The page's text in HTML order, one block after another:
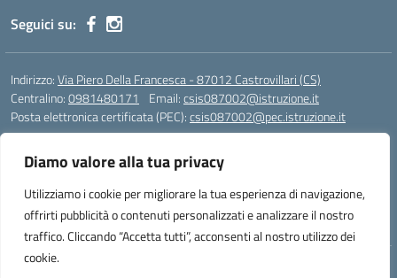
Diamo valore alla tua privacy
Utilizziamo i cookie per migliorare la tua esperienza di navigazione,
offrirti pubblicità o contenuti personalizzati e analizzare il nostro
traffico. Cliccando “Accetta tutti”, acconsenti al nostro utilizzo dei
cookie.
Seguici su:
Indirizzo:Via Piero Della Francesca - 87012 Castrovillari (CS)
Centralino:0981480171 Email:csis087002@istruzione.it
Posta elettronica certificata (PEC):csis087002@pec.istruzione.it
Codice meccanografico:CSIS087002
Codice Indice delle Pubbliche Amministrazioni (IPA): PNG4CA8K
Codice unico di fatturazione (CUF): R8N7JA